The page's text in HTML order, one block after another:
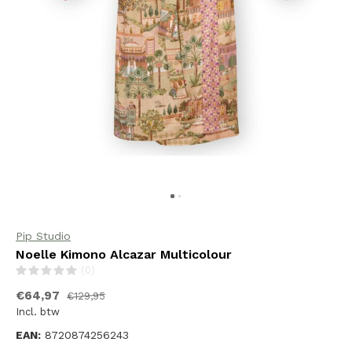
Pip Studio
Noelle Kimono Alcazar Multicolour
(0)
€64,97
€129,95
Incl. btw
EAN: 8720874256243